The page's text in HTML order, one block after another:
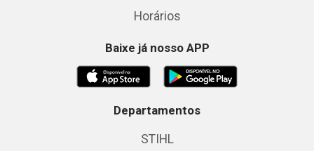
Horários
Baixe já nosso APP
Departamentos
STIHL